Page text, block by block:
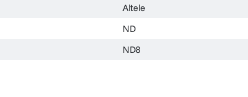
Altele
ND
ND8